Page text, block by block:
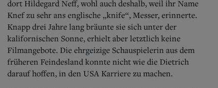
dort Hildegard Neff, wohl auch deshalb, weil ihr Name
Knef zu sehr ans englische „knife“, Messer, erinnerte.
Knapp drei Jahre lang bräunte sie sich unter der
kalifornischen Sonne, erhielt aber letztlich keine
Filmangebote. Die ehrgeizige Schauspielerin aus dem
früheren Feindesland konnte nicht wie die Dietrich
darauf hoffen, in den USA Karriere zu machen.